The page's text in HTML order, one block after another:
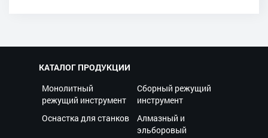
КАТАЛОГ ПРОДУКЦИИ
Монолитный
режущий инструмент
Сборный режущий
инструмент
Оснастка для станков
Алмазный и
эльборовый